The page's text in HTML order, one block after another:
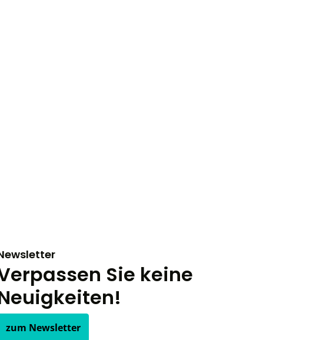
Sie keine
zum Newsletter